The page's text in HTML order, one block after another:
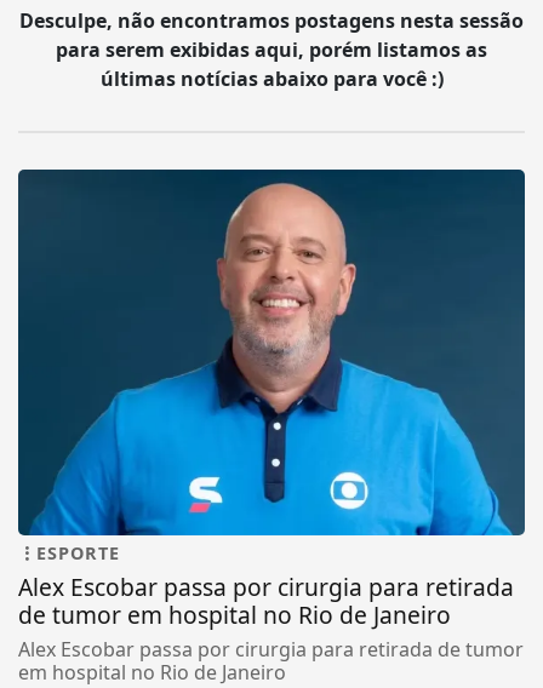
Desculpe, não encontramos postagens nesta sessão
para serem exibidas aqui, porém listamos as
últimas notícias abaixo para você :)
ESPORTE
Alex Escobar passa por cirurgia para retirada
de tumor em hospital no Rio de Janeiro
Alex Escobar passa por cirurgia para retirada de tumor
em hospital no Rio de Janeiro